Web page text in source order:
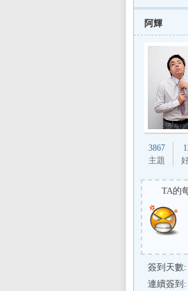
Mi
阿輝
3867
主題
TA的
簽到天數:
連續簽到: